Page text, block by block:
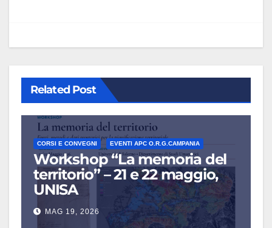
Related Post
CORSI E CONVEGNI EVENTI APC O.R.G.CAMPANIA
Workshop “La memoria del
territorio” – 21 e 22 maggio,
UNISA
MAG 19, 2026